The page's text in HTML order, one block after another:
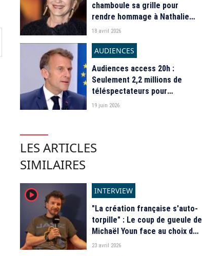
chamboule sa grille pour
rendre hommage à Nathalie
Baye
18 avril 2026
AUDIENCES
Audiences access 20h :
Seulement 2,2 millions de
téléspectateurs pour
l'entretien d'Emmanuel Macron
19 juin 2026
LES ARTICLES
SIMILAIRES
player2
INTERVIEW
"La création française s'auto-
torpille" : Le coup de gueule de
Michaël Youn face au choix de
M6 de diffuser "Un p'tit truc en
23 avril 2026